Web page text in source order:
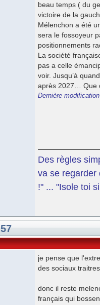
beau temps ( du
victoire de la
Mélenchon a été
sera le fossoyeur
positionnements
La société
pas a celle
voir. Jusqu’à
après 2027… Que
Dernière
Des règles
va se regarder
!" ... "Isole toi
je pense que
des sociaux
donc il reste
français qui